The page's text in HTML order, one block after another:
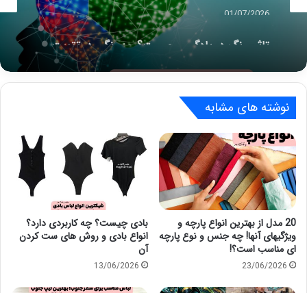
01/07/2026
تاثیر رنگ در یادگیری چیست؟ چه رنگی در تقویت
حافظه، ذهن و یادگیری شما تاثثیر فوق العاده دارد؟
نوشته های مشابه
20 مدل از بهترین انواع پارچه و
ویژگیهای آنها! چه جنس و نوع پارچه
ای مناسب است؟!
23/06/2026
بادی چیست؟ چه کاربردی دارد؟
انواع بادی و روش های ست کردن
آن
13/06/2026